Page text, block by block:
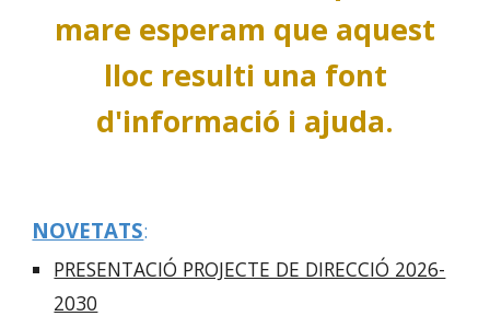
mare esperam que aquest
lloc resulti una font
d'informació i ajuda.
NOVETATS:
PRESENTACIÓ PROJECTE DE DIRECCIÓ 2026-
2030